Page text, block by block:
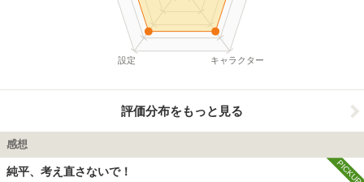
キャラクター
設定
評価分布をもっと見る
感想
純平、考え直さないで！ PICKUP